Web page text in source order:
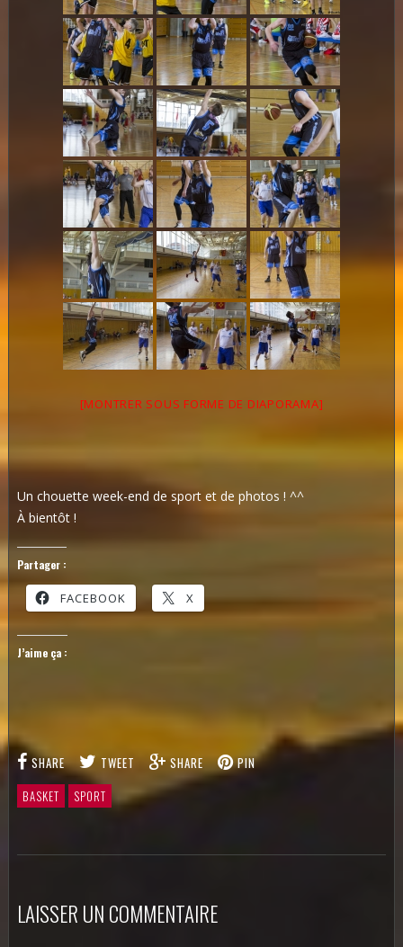
[MONTRER SOUS FORME DE DIAPORAMA]
Un chouette week-end de sport et de photos ! ^^
À bientôt !
Partager :
FACEBOOK X
J’aime ça :
SHARE TWEET SHARE
PIN
BASKET
SPORT
LAISSER UN COMMENTAIRE